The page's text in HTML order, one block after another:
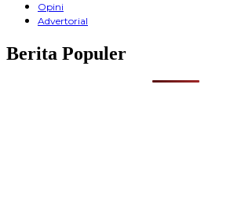
Opini
Advertorial
Berita Populer